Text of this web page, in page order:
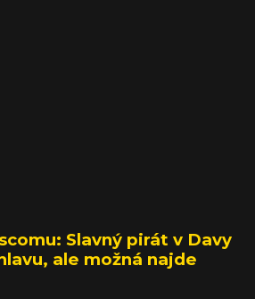
Slavný pirát v Davy
ale možná najde